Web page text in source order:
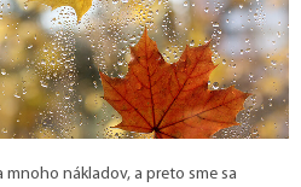
mnoho nákladov, a preto sme sa